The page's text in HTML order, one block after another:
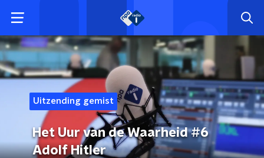
Uitzending gemist
Het Uur van de Waarheid #6
Adolf Hitler